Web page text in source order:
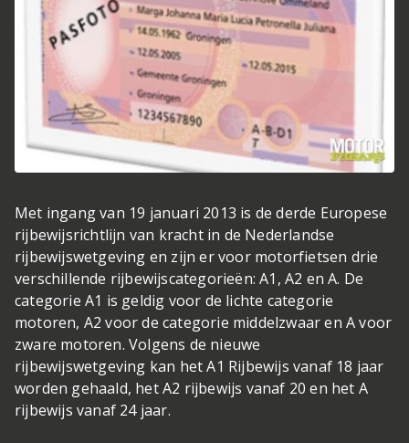
Met ingang van 19 januari 2013 is de derde Europese
rijbewijsrichtlijn van kracht in de Nederlandse
rijbewijswetgeving en zijn er voor motorfietsen drie
verschillende rijbewijscategorieën: A1, A2 en A. De
categorie A1 is geldig voor de lichte categorie
motoren, A2 voor de categorie middelzwaar en A voor
zware motoren. Volgens de nieuwe
rijbewijswetgeving kan het A1 Rijbewijs vanaf 18 jaar
worden gehaald, het A2 rijbewijs vanaf 20 en het A
rijbewijs vanaf 24 jaar.